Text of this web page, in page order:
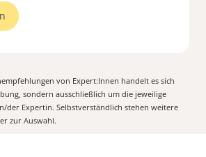
von Expert:Innen handelt es sich
sondern ausschließlich um die jeweilige
der Expertin. Selbstverständlich stehen weitere
zur Auswahl.